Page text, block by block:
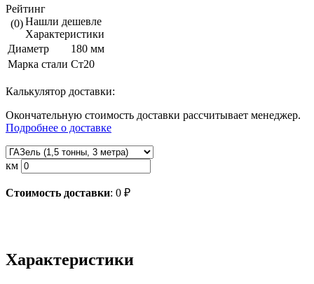
Рейтинг
(0)Нашли дешевле
Характеристики
Диаметр
180 мм
Марка стали Ст20
Калькулятор доставки:
Окончательную стоимость доставки рассчитывает менеджер.
Подробнее о доставке
км
Стоимость доставки: 0 ₽
Характеристики